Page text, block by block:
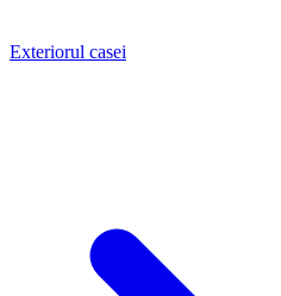
Exteriorul casei